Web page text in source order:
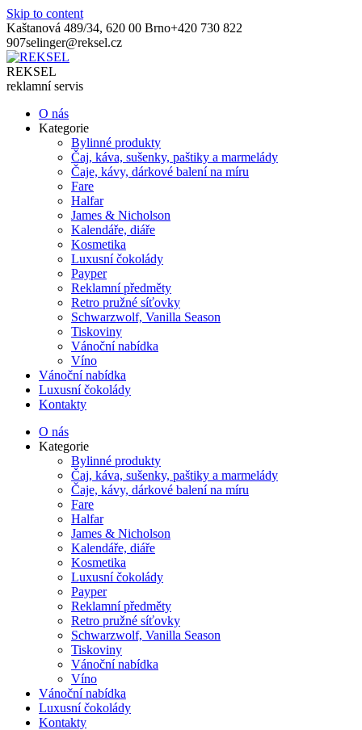
Skip to content
Kaštanová 489/34, 620 00 Brno+420 730 822
907selinger@reksel.cz
REKSEL
reklamní servis
O nás
Kategorie
Bylinné produkty
Čaj, káva, sušenky, paštiky a marmelády
Čaje, kávy, dárkové balení na míru
Fare
Halfar
James & Nicholson
Kalendáře, diáře
Kosmetika
Luxusní čokolády
Payper
Reklamní předměty
Retro pružné síťovky
Schwarzwolf, Vanilla Season
Tiskoviny
Vánoční nabídka
Víno
Vánoční nabídka
Luxusní čokolády
Kontakty
O nás
Kategorie
Bylinné produkty
Čaj, káva, sušenky, paštiky a marmelády
Čaje, kávy, dárkové balení na míru
Fare
Halfar
James & Nicholson
Kalendáře, diáře
Kosmetika
Luxusní čokolády
Payper
Reklamní předměty
Retro pružné síťovky
Schwarzwolf, Vanilla Season
Tiskoviny
Vánoční nabídka
Víno
Vánoční nabídka
Luxusní čokolády
Kontakty